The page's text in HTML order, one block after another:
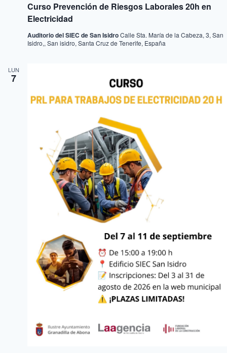
Curso Prevención de Riesgos Laborales 20h en
Electricidad
Auditorio del SIEC de San IsidroCalle Sta. María de la Cabeza, 3, San
Isidro,, San isidro, Santa Cruz de Tenerife, España
LUN
7